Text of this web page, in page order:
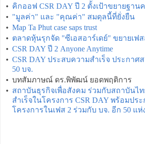
• คิกออฟ CSR DAY ปี 2 ตั้งเป้าขยายฐาน
• "มูลค่า" และ "คุณค่า" สมดุลนี้ที่ยั่งยืน
• Map Ta Phut case saps trust
• ตลาดหุ้นรุกจัด "ซีเอสอาร์เดย์" ขยายเฟ
• CSR DAY ปี 2 Anyone Anytime
• CSR DAY ประสบความสำเร็จ ประกาศ
50 บจ.
• บทสัมภาษณ์ ดร.พิพัฒน์ ยอดพฤติการ
• สถาบันธุรกิจเพื่อสังคม ร่วมกับสถาบันไ
สำเร็จในโครงการ CSR DAY พร้อมปร
โครงการในเฟส 2 ร่วมกับ บจ. อีก 50 แห่